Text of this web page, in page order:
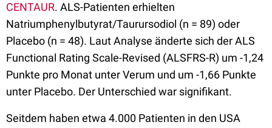
CENTAUR. ALS-Patienten erhielten
Natriumphenylbutyrat/Taurursodiol (n = 89) oder
Placebo (n = 48). Laut Analyse änderte sich der ALS
Functional Rating Scale-Revised (ALSFRS-R) um -1,24
Punkte pro Monat unter Verum und um -1,66 Punkte
unter Placebo. Der Unterschied war signifikant.
Seitdem haben etwa 4.000 Patienten in den USA